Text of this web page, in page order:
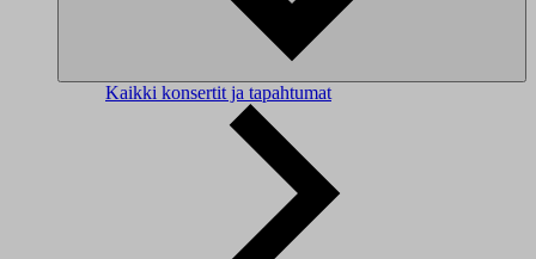
Kaikki konsertit ja tapahtumat